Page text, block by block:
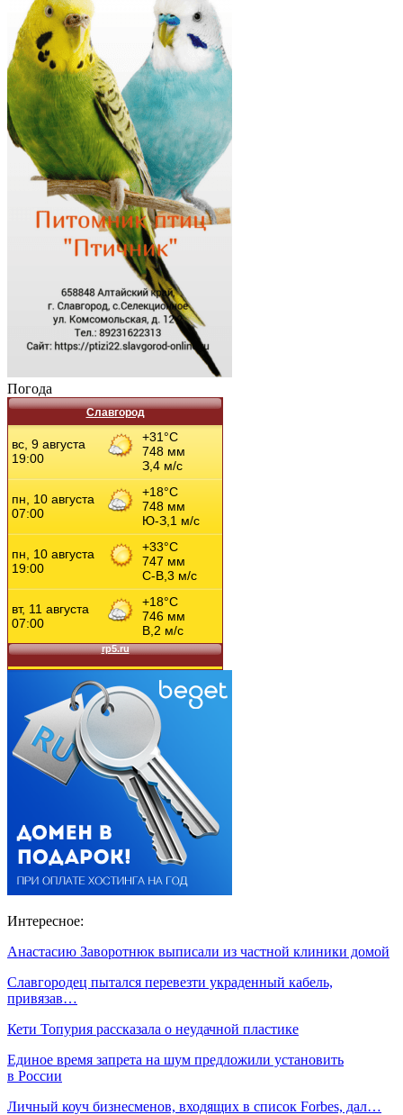
Погода
Славгород
Интересное:
Анастасию Заворотнюк выписали из частной клиники домой
Славгородец пытался перевезти украденный кабель,
привязав…
Кети Топурия рассказала о неудачной пластике
Единое время запрета на шум предложили установить
в России
Личный коуч бизнесменов, входящих в список Forbes, дал…